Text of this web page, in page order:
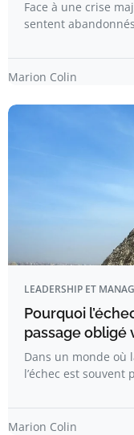
Face à une crise
sentent
Marion Colin
LEADERSHIP ET
Pourquoi
passage obligé
Dans un monde où
l’échec est souvent
Marion Colin